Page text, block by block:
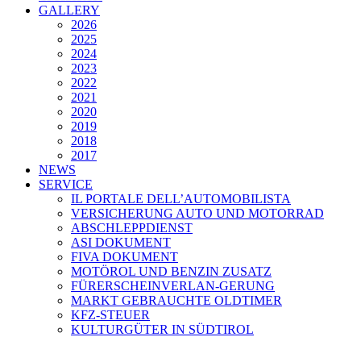
GALLERY
2026
2025
2024
2023
2022
2021
2020
2019
2018
2017
NEWS
SERVICE
IL PORTALE DELL’AUTOMOBILISTA
VERSICHERUNG AUTO UND MOTORRAD
ABSCHLEPPDIENST
ASI DOKUMENT
FIVA DOKUMENT
MOTÖROL UND BENZIN ZUSATZ
FÜRERSCHEINVERLAN-GERUNG
MARKT GEBRAUCHTE OLDTIMER
KFZ-STEUER
KULTURGÜTER IN SÜDTIROL